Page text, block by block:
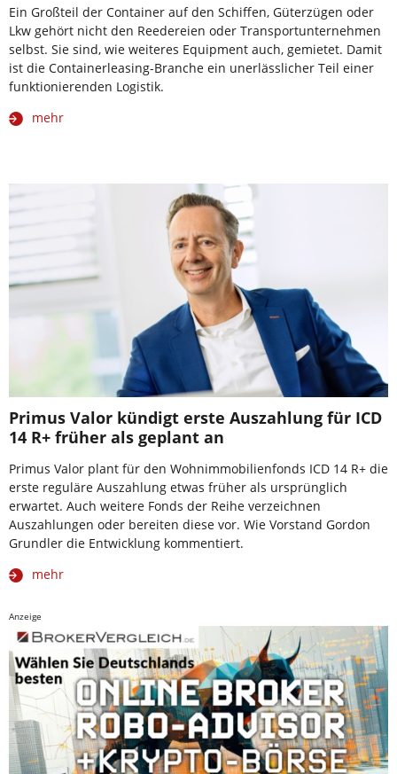
Ein Großteil der Container auf den Schiffen, Güterzügen oder
Lkw gehört nicht den Reedereien oder Transportunternehmen
selbst. Sie sind, wie weiteres Equipment auch, gemietet. Damit
ist die Containerleasing-Branche ein unerlässlicher Teil einer
funktionierenden Logistik.
mehr
Primus Valor kündigt erste Auszahlung für ICD
14 R+ früher als geplant an
Primus Valor plant für den Wohnimmobilienfonds ICD 14 R+ die
erste reguläre Auszahlung etwas früher als ursprünglich
erwartet. Auch weitere Fonds der Reihe verzeichnen
Auszahlungen oder bereiten diese vor. Wie Vorstand Gordon
Grundler die Entwicklung kommentiert.
mehr
Anzeige